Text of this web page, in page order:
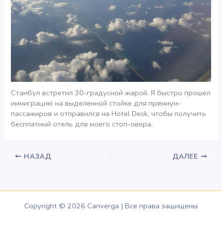
Стамбул встретил 30-градусной жарой. Я быстро прошел
иммиграцию на выделенной стойке для премиум-
пассажиров и отправился на Hotel Desk, чтобы получить
бесплатный отель для моего стоп-овера.
НАЗАД ДАЛЕЕ
Copyright © 2026 Cariverga | Все права защищены